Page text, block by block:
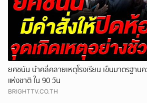
ยศชนัน นำคลี่คลายเหตุโรงเรียน เข็นมาตรฐาน
แห่งชาติ ใน 90 วัน
BRIGHTTV.CO.TH